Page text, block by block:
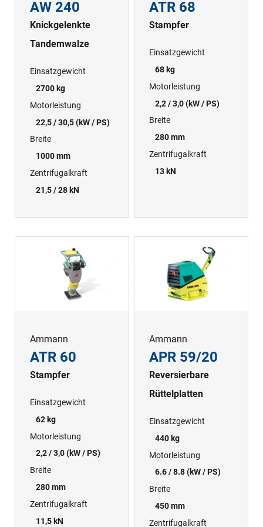
AW 240
Knickgelenkte
Tandemwalze
Einsatzgewicht
2700 kg
Motorleistung
22,5 / 30,5 (kW / PS)
Breite
1000 mm
Zentrifugalkraft
21,5 / 28 kN
ATR 68
Stampfer
Einsatzgewicht
68 kg
Motorleistung
2,2 / 3,0 (kW / PS)
Breite
280 mm
Zentrifugalkraft
13 kN
Ammann
ATR 60
Stampfer
Einsatzgewicht
62 kg
Motorleistung
2,2 / 3,0 (kW / PS)
Breite
280 mm
Zentrifugalkraft
11,5 kN
Ammann
APR 59/20
Reversierbare
Rüttelplatten
Einsatzgewicht
440 kg
Motorleistung
6.6 / 8.8 (kW / PS)
Breite
450 mm
Zentrifugalkraft